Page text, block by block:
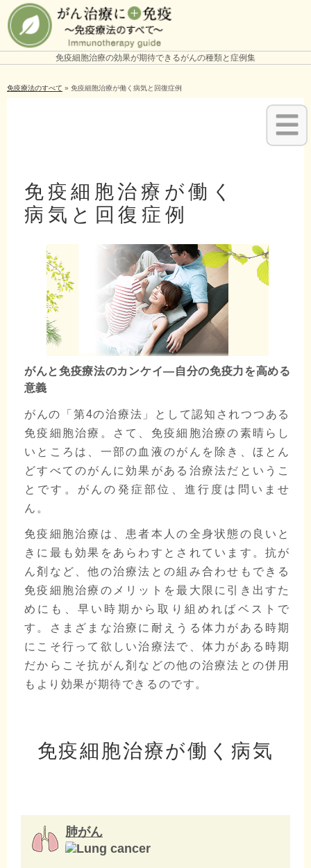
免疫細胞治療の効果が期待できるがんの種類と症例集
免疫療法のすべて » 免疫細胞治療が働く病気と回復症例
免疫細胞治療が働く
病気と回復症例
がんと免疫療法のカンケイ―自分の免疫力を高める
意義
がんの「第4の治療法」として認知されつつある
免疫細胞治療。さて、免疫細胞治療の素晴らし
いところは、一部の血液のがんを除き、ほとん
どすべてのがんに効果がある治療法だというこ
とです。がんの発症部位、進行度は問いませ
ん。
免疫細胞治療は、患者本人の全身状態の良いと
きに最も効果をあらわすとされています。抗が
ん剤など、他の治療法との組み合わせもできる
免疫細胞治療のメリットを最大限に引き出すた
めにも、早い時期から取り組めればベストで
す。さまざまな治療に耐えうる体力がある時期
にこそ行って欲しい治療法で、体力がある時期
だからこそ抗がん剤などの他の治療法との併用
もより効果が期待できるのです。
免疫細胞治療が働く病気
肺がん